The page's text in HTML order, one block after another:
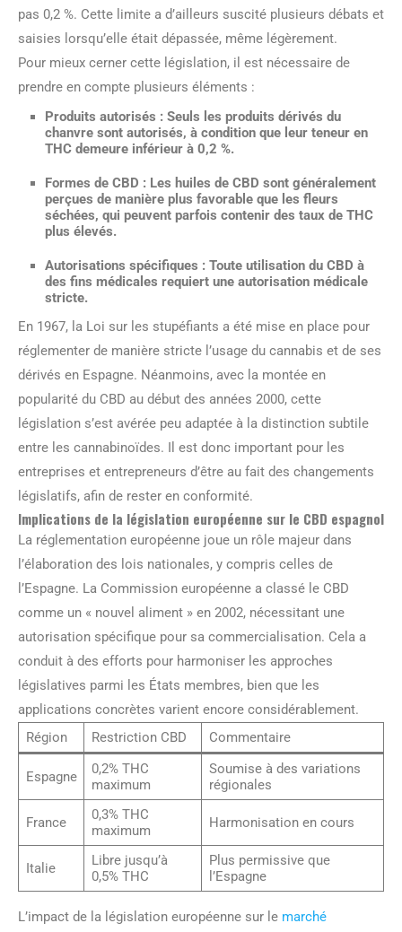
pas 0,2 %. Cette limite a d’ailleurs suscité plusieurs débats et
saisies lorsqu’elle était dépassée, même légèrement.
Pour mieux cerner cette législation, il est nécessaire de
prendre en compte plusieurs éléments :
Produits autorisés : Seuls les produits dérivés du
chanvre sont autorisés, à condition que leur teneur en
THC demeure inférieur à 0,2 %.
Formes de CBD : Les huiles de CBD sont généralement
perçues de manière plus favorable que les fleurs
séchées, qui peuvent parfois contenir des taux de THC
plus élevés.
Autorisations spécifiques : Toute utilisation du CBD à
des fins médicales requiert une autorisation médicale
stricte.
En 1967, la Loi sur les stupéfiants a été mise en place pour
réglementer de manière stricte l’usage du cannabis et de ses
dérivés en Espagne. Néanmoins, avec la montée en
popularité du CBD au début des années 2000, cette
législation s’est avérée peu adaptée à la distinction subtile
entre les cannabinoïdes. Il est donc important pour les
entreprises et entrepreneurs d’être au fait des changements
législatifs, afin de rester en conformité.
Implications de la législation européenne sur le CBD espagnol
La réglementation européenne joue un rôle majeur dans
l’élaboration des lois nationales, y compris celles de
l’Espagne. La Commission européenne a classé le CBD
comme un « nouvel aliment » en 2002, nécessitant une
autorisation spécifique pour sa commercialisation. Cela a
conduit à des efforts pour harmoniser les approches
législatives parmi les États membres, bien que les
applications concrètes varient encore considérablement.
Région
Restriction CBD Commentaire
Espagne
0,2% THC
maximum
Soumise à des variations
régionales
France
0,3% THC
maximum
Harmonisation en cours
Italie
Libre jusqu’à
0,5% THC
Plus permissive que
l’Espagne
L’impact de la législation européenne sur le marché